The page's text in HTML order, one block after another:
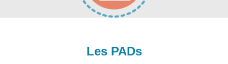
Les PADs